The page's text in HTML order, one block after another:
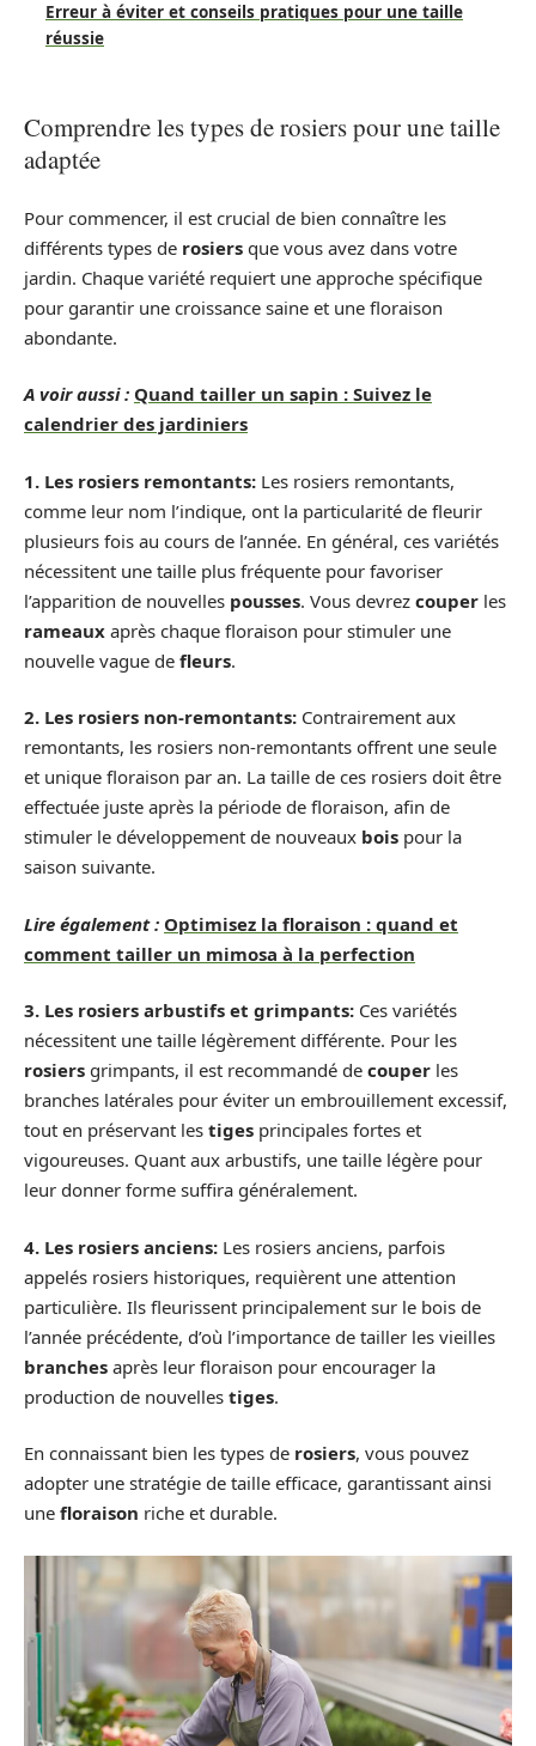
Erreur à éviter et conseils pratiques pour une taille
réussie
Comprendre les types de rosiers pour une taille
adaptée
Pour commencer, il est crucial de bien connaître les
différents types de rosiers que vous avez dans votre
jardin. Chaque variété requiert une approche spécifique
pour garantir une croissance saine et une floraison
abondante.
A voir aussi : Quand tailler un sapin : Suivez le
calendrier des jardiniers
1. Les rosiers remontants: Les rosiers remontants,
comme leur nom l’indique, ont la particularité de fleurir
plusieurs fois au cours de l’année. En général, ces variétés
nécessitent une taille plus fréquente pour favoriser
l’apparition de nouvelles pousses. Vous devrez couper les
rameaux après chaque floraison pour stimuler une
nouvelle vague de fleurs.
2. Les rosiers non-remontants: Contrairement aux
remontants, les rosiers non-remontants offrent une seule
et unique floraison par an. La taille de ces rosiers doit être
effectuée juste après la période de floraison, afin de
stimuler le développement de nouveaux bois pour la
saison suivante.
Lire également : Optimisez la floraison : quand et
comment tailler un mimosa à la perfection
3. Les rosiers arbustifs et grimpants: Ces variétés
nécessitent une taille légèrement différente. Pour les
rosiers grimpants, il est recommandé de couper les
branches latérales pour éviter un embrouillement excessif,
tout en préservant les tiges principales fortes et
vigoureuses. Quant aux arbustifs, une taille légère pour
leur donner forme suffira généralement.
4. Les rosiers anciens: Les rosiers anciens, parfois
appelés rosiers historiques, requièrent une attention
particulière. Ils fleurissent principalement sur le bois de
l’année précédente, d’où l’importance de tailler les vieilles
branches après leur floraison pour encourager la
production de nouvelles tiges.
En connaissant bien les types de rosiers, vous pouvez
adopter une stratégie de taille efficace, garantissant ainsi
une floraison riche et durable.